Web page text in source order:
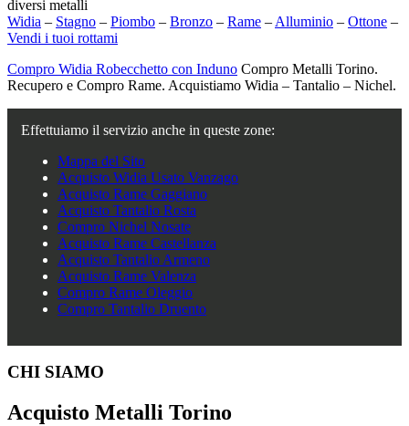
diversi metalli
Widia – Stagno – Piombo – Bronzo – Rame – Alluminio – Ottone –
Vendi i tuoi rottami
Compro Widia Robecchetto con Induno Compro Metalli Torino.
Recupero e Compro Rame. Acquistiamo Widia – Tantalio – Nichel.
Effettuiamo il servizio anche in queste zone:
Mappa del Sito
Acquisto Widia Usato Vanzago
Acquisto Rame Gaggiano
Acquisto Tantalio Rosta
Compro Nichel Nosate
Acquisto Rame Castellanza
Acquisto Tantalio Armeno
Acquisto Rame Valenza
Compro Rame Oleggio
Compro Tantalio Druento
Footer
CHI SIAMO
Acquisto Metalli Torino